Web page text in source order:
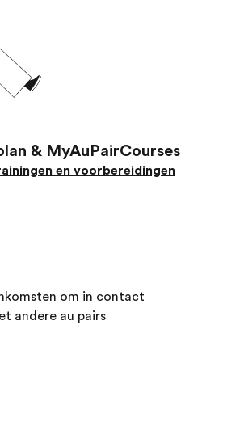
& MyAuPairCourses
en voorbereidingen
om in contact
andere au pairs